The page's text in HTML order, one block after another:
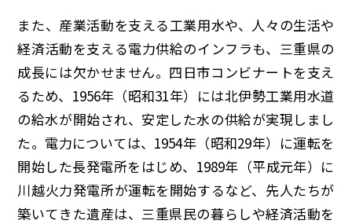
また、産業活動を支える工業用水や、人々の生活や
経済活動を支える電力供給のインフラも、三重県の
成長には欠かせません。四日市コンビナートを支え
るため、1956年（昭和31年）には北伊勢工業用水道
の給水が開始され、安定した水の供給が実現しまし
た。電力については、1954年（昭和29年）に運転を
開始した長発電所をはじめ、1989年（平成元年）に
川越火力発電所が運転を開始するなど、先人たちが
築いてきた遺産は、三重県民の暮らしや経済活動を